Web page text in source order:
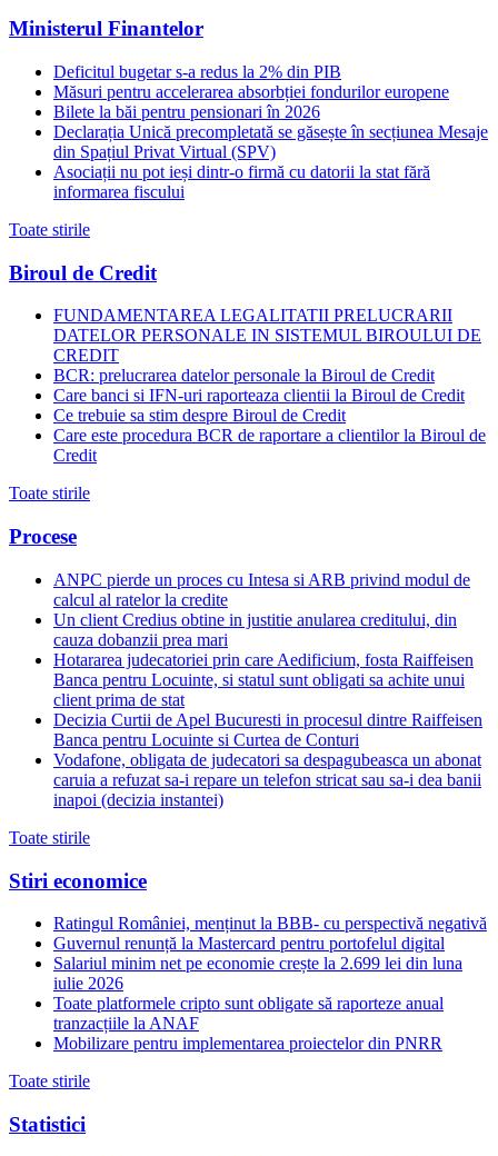
Ministerul Finantelor
Deficitul bugetar s-a redus la 2% din PIB
Măsuri pentru accelerarea absorbției fondurilor europene
Bilete la băi pentru pensionari în 2026
Declarația Unică precompletată se găsește în secțiunea Mesaje
din Spațiul Privat Virtual (SPV)
Asociații nu pot ieși dintr-o firmă cu datorii la stat fără
informarea fiscului
Toate stirile
Biroul de Credit
FUNDAMENTAREA LEGALITATII PRELUCRARII
DATELOR PERSONALE IN SISTEMUL BIROULUI DE
CREDIT
BCR: prelucrarea datelor personale la Biroul de Credit
Care banci si IFN-uri raporteaza clientii la Biroul de Credit
Ce trebuie sa stim despre Biroul de Credit
Care este procedura BCR de raportare a clientilor la Biroul de
Credit
Toate stirile
Procese
ANPC pierde un proces cu Intesa si ARB privind modul de
calcul al ratelor la credite
Un client Credius obtine in justitie anularea creditului, din
cauza dobanzii prea mari
Hotararea judecatoriei prin care Aedificium, fosta Raiffeisen
Banca pentru Locuinte, si statul sunt obligati sa achite unui
client prima de stat
Decizia Curtii de Apel Bucuresti in procesul dintre Raiffeisen
Banca pentru Locuinte si Curtea de Conturi
Vodafone, obligata de judecatori sa despagubeasca un abonat
caruia a refuzat sa-i repare un telefon stricat sau sa-i dea banii
inapoi (decizia instantei)
Toate stirile
Stiri economice
Ratingul României, menținut la BBB- cu perspectivă negativă
Guvernul renunță la Mastercard pentru portofelul digital
Salariul minim net pe economie crește la 2.699 lei din luna
iulie 2026
Toate platformele cripto sunt obligate să raporteze anual
tranzacțiile la ANAF
Mobilizare pentru implementarea proiectelor din PNRR
Toate stirile
Statistici